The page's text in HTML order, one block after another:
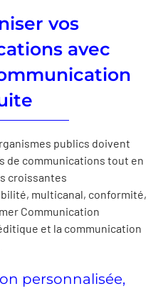
vos
avec
publics doivent
de communications tout en
croissantes
multicanal, conformité,
Communication
et la communication
personnalisée,